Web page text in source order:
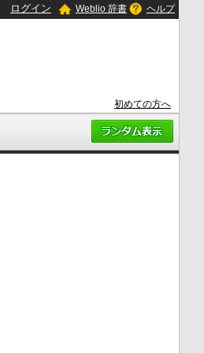
ログイン Weblio 辞書 ヘルプ
初めての方へ